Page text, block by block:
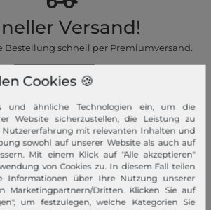
Versand!
Bestellung schnell per Premiumversand.
Mehr dazu!
Vorteile
Auswahl, faire Preise, Freundlicher &
schneller Service
Cookies 🍪
und ähnliche Technologien ein, um die
Website sicherzustellen, die Leistung zu
Nutzererfahrung mit relevanten Inhalten und
sowohl auf unserer Website als auch auf
Mit einem Klick auf "Alle akzeptieren"
von Cookies zu. In diesem Fall teilen
Informationen über Ihre Nutzung unserer
Marketingpartnern/Dritten. Klicken Sie auf
um festzulegen, welche Kategorien Sie